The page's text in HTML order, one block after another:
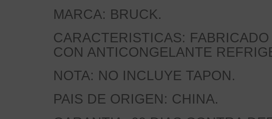
MARCA: BRUCK.
CARACTERISTICAS:
CON ANTICONGELANTE
NOTA: NO INCLUYE TAPON.
PAIS DE ORIGEN: CHINA.